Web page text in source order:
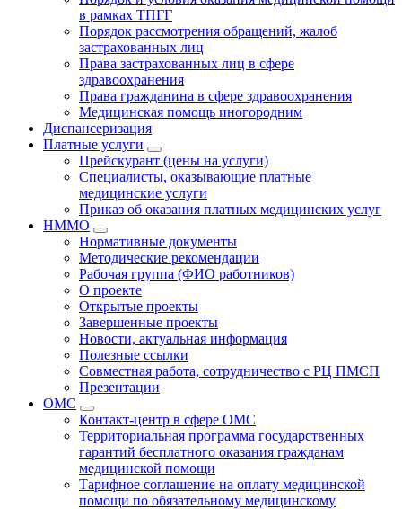
в рамках ТПГГ
Порядок рассмотрения обращений, жалоб
застрахованных лиц
Права застрахованных лиц в сфере
здравоохранения
Права гражданина в сфере здравоохранения
Медицинская помощь иногородним
Диспансеризация
Платные услуги
Прейскурант (цены на услуги)
Специалисты, оказывающие платные
медицинские услуги
Приказ об оказания платных медицинских услуг
НММО
Нормативные документы
Методические рекомендации
Рабочая группа (ФИО работников)
О проекте
Открытые проекты
Завершенные проекты
Новости, актуальная информация
Полезные ссылки
Совместная работа, сотрудничество с РЦ ПМСП
Презентации
ОМС
Контакт-центр в сфере ОМС
Территориальная программа государственных
гарантий бесплатного оказания гражданам
медицинской помощи
Тарифное соглашение на оплату медицинской
помощи по обязательному медицинскому